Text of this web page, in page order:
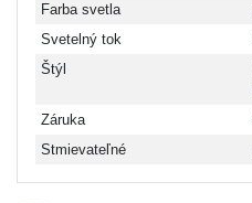
Farba svetla
Svetelný tok
Štýl
Záruka
Stmievateľné